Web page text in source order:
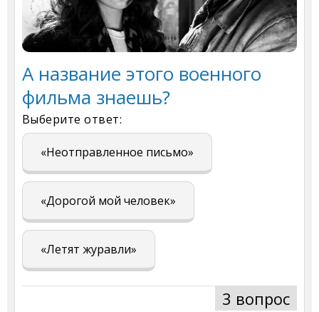
А название этого военного
фильма знаешь?
Выберите ответ:
«Неотправленное письмо»
«Дорогой мой человек»
«Летят журавли»
3 вопрос